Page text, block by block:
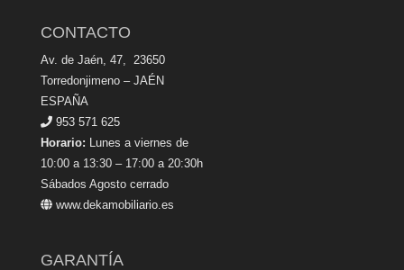
CONTACTO
Av. de Jaén, 47, 23650
Torredonjimeno – JAÉN
ESPAÑA
953 571 625
Horario: Lunes a viernes de
10:00 a 13:30 – 17:00 a 20:30h
Sábados Agosto cerrado
www.dekamobiliario.es
GARANTÍA